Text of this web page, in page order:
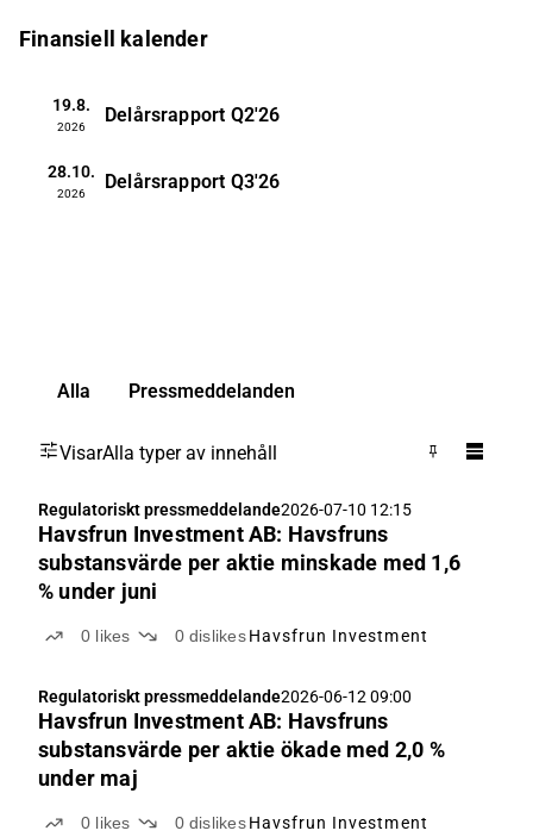
Finansiell kalender
19.8.
2026
Delårsrapport Q2'26
28.10.
2026
Delårsrapport Q3'26
Alla Pressmeddelanden
VisarAlla typer av innehåll
Regulatoriskt pressmeddelande2026-07-10 12:15
Havsfrun Investment AB: Havsfruns
substansvärde per aktie minskade med 1,6
% under juni
0 likes 0 dislikes Havsfrun Investment
Regulatoriskt pressmeddelande2026-06-12 09:00
Havsfrun Investment AB: Havsfruns
substansvärde per aktie ökade med 2,0 %
under maj
0 likes 0 dislikes Havsfrun Investment